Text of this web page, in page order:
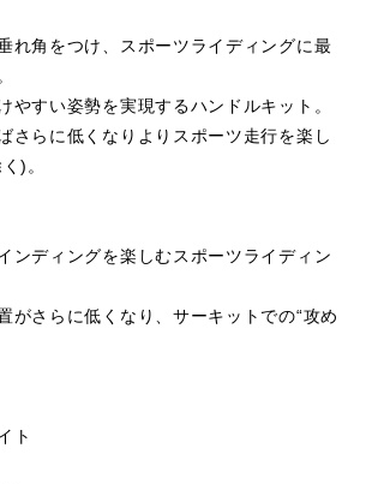
れ角をつけ、スポーツライディングに最
やすい姿勢を実現するハンドルキット。
さらに低くなりよりスポーツ走行を楽し
)。
ンディングを楽しむスポーツライディン
がさらに低くなり、サーキットでの“攻め
ト